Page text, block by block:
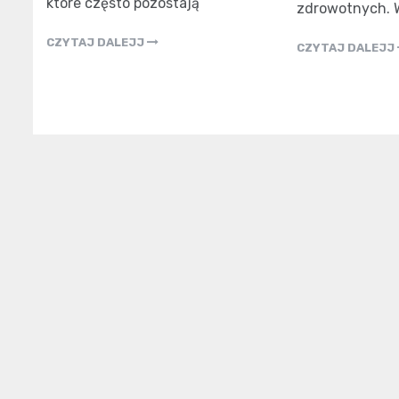
CZYTAJ DALEJJ
zdrowotnych.
CZYTAJ DALEJJ